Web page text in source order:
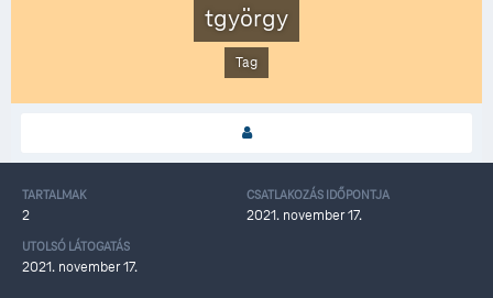
tgyörgy
Tag
TARTALMAK
2
CSATLAKOZÁS IDŐPONTJA
2021. november 17.
UTOLSÓ LÁTOGATÁS
2021. november 17.